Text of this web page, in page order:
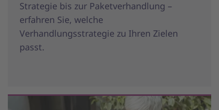
Strategie bis zur Paketverhandlung –
erfahren Sie, welche
Verhandlungsstrategie zu Ihren Zielen
passt.